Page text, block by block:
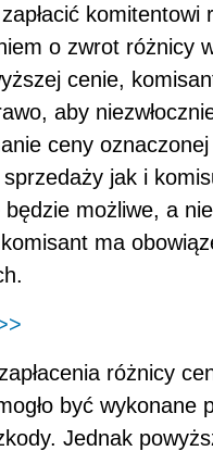
komitentowi
o zwrot różnicy
cenie,
aby
ceny
jak i
możliwe, a
ma
różnicy
być wykonane
Jednak